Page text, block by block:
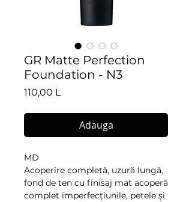
GR Matte Perfection
Foundation - N3
110,00 L
Adauga
MD
Acoperire completă, uzură lungă,
fond de ten cu finisaj mat acoperă
complet imperfecțiunile, petele și